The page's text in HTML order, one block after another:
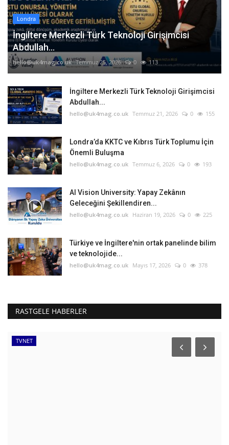
Londra
İngiltere Merkezli Türk Teknoloji Girişimcisi
Abdullah...
hello@uk4mag.co.uk Temmuz 25, 2026 0 113
İngiltere Merkezli Türk Teknoloji Girişimcisi
Abdullah...
hello@uk4mag.co.uk Temmuz 21, 2026 0 155
Londra’da KKTC ve Kıbrıs Türk Toplumu İçin
Önemli Buluşma
hello@uk4mag.co.uk Temmuz 6, 2026 0 193
AI Vision University: Yapay Zekânın
Geleceğini Şekillendiren...
hello@uk4mag.co.uk Haziran 19, 2026 0 225
Türkiye ve İngiltere'nin ortak panelinde bilim
ve teknolojide...
hello@uk4mag.co.uk Mayıs 17, 2026 0 378
RASTGELE HABERLER
TVNET